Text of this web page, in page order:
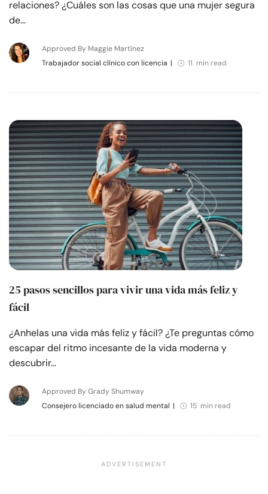
relaciones? ¿Cuáles son las cosas que una mujer segura
de…
Approved By Maggie Martínez
Trabajador social clínico con licencia | 11 min read
25 pasos sencillos para vivir una vida más feliz y
fácil
¿Anhelas una vida más feliz y fácil? ¿Te preguntas cómo
escapar del ritmo incesante de la vida moderna y
descubrir…
Approved By Grady Shumway
Consejero licenciado en salud mental | 15 min read